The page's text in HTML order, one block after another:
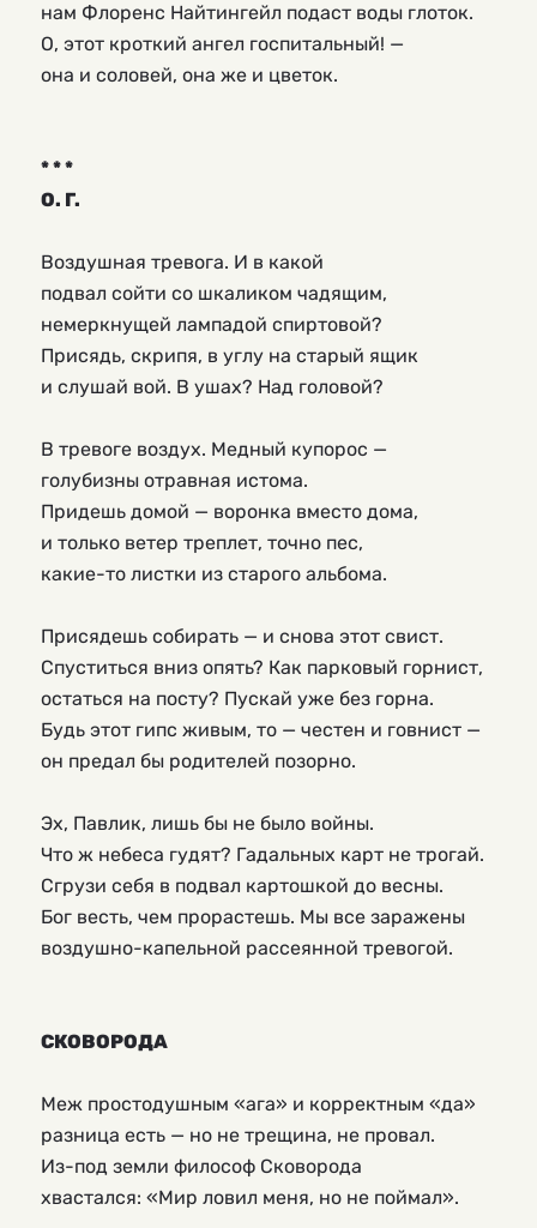
нам Флоренс Найтингейл подаст воды глоток.
О, этот кроткий ангел госпитальный! —
она и соловей, она же и цветок.
* * *
О. Г.
Воздушная тревога. И в какой
подвал сойти со шкаликом чадящим,
немеркнущей лампадой спиртовой?
Присядь, скрипя, в углу на старый ящик
и слушай вой. В ушах? Над головой?
В тревоге воздух. Медный купорос —
голубизны отравная истома.
Придешь домой — воронка вместо дома,
и только ветер треплет, точно пес,
какие-то листки из старого альбома.
Присядешь собирать — и снова этот свист.
Спуститься вниз опять? Как парковый горнист,
остаться на посту? Пускай уже без горна.
Будь этот гипс живым, то — честен и говнист —
он предал бы родителей позорно.
Эх, Павлик, лишь бы не было войны.
Что ж небеса гудят? Гадальных карт не трогай.
Сгрузи себя в подвал картошкой до весны.
Бог весть, чем прорастешь. Мы все заражены
воздушно-капельной рассеянной тревогой.
СКОВОРОДА
Меж простодушным «ага» и корректным «да»
разница есть — но не трещина, не провал.
Из-под земли философ Сковорода
хвастался: «Мир ловил меня, но не поймал».